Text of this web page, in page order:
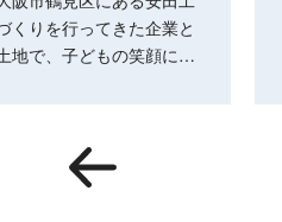
くりを行ってきた企業と
地で、子どもの笑顔に…